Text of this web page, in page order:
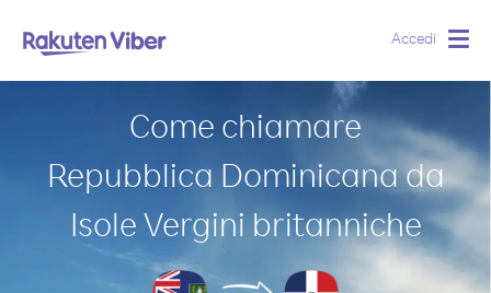
Accedi
Come chiamare
Repubblica Dominicana da
Isole Vergini britanniche